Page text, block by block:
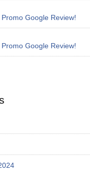
Promo Google Review!
Promo Google Review!